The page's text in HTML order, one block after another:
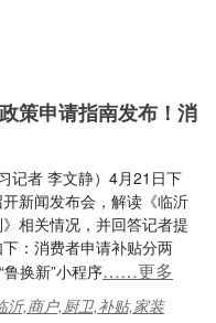
策申请指南发布！消
记者 李文静）4月21日下
新闻发布会，解读《临沂
相关情况，并回答记者提
：消费者申请补贴分两
换新”小程序……更多
沂,商户,厨卫,补贴,家装